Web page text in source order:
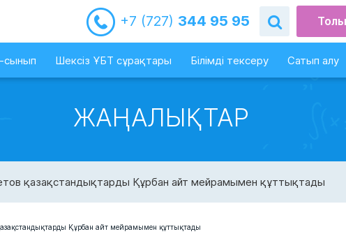
+7 (727) 344 95 95
сынып Шексіз ҰБТ сұрақтары Білімді тексеру Сатып алу
ЖАҢАЛЫҚТАР
қазақстандықтарды Құрбан айт мейрамымен құттықтады